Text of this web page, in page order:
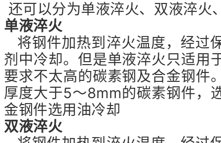
还可以分为单液淬火、双液淬火
单液淬火
将钢件加热到淬火温度，经过
剂中冷却。但是单液淬火只适用
要求不太高的碳素钢及合金钢件
厚度大于5～8mm的碳素钢件，
金钢件选用油冷却
双液淬火